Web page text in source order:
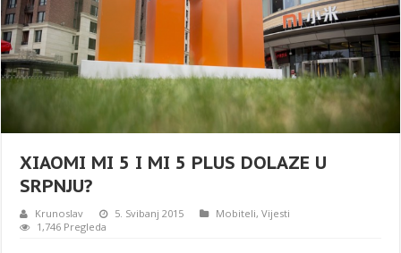
XIAOMI MI 5 I MI 5 PLUS DOLAZE U
SRPNJU?
Krunoslav 5. Svibanj 2015 Mobiteli,Vijesti
1,746 Pregleda